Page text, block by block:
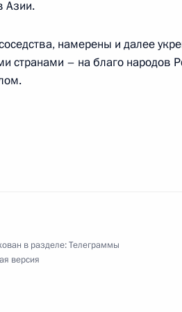
аграрного
народной артистке СССР
Азии.
намерены и далее
странами – на благо народов
в разделе:Телеграммы
версия